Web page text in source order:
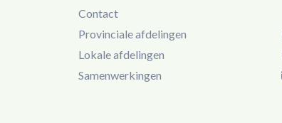
Contact
Provinciale afdelingen
Lokale afdelingen
Samenwerkingen